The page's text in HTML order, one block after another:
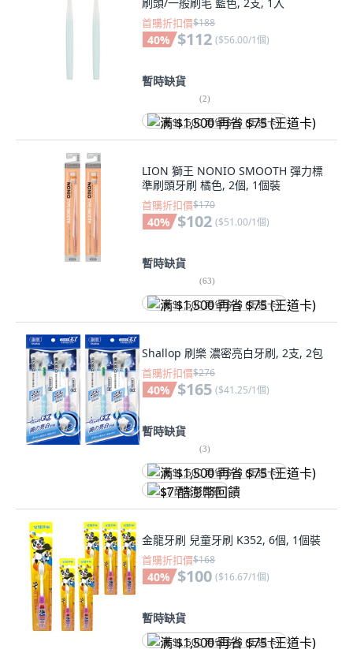
首購折扣價$188
40% $112 ($56.00/1個)
暫時缺貨
(2)
满 $1,500 再省 $75 (王道卡)
LION 獅王 NONIO SMOOTH 彈力標
準刷頭牙刷 橘色, 2個, 1個裝
首購折扣價$170
40% $102 ($51.00/1個)
暫時缺貨
(63)
满 $1,500 再省 $75 (王道卡)
Shallop 刷樂 濃密亮白牙刷, 2支, 2包
首購折扣價$276
40% $165 ($41.25/1個)
暫時缺貨
(3)
满 $1,500 再省 $75 (王道卡)
$7 酷澎幣回饋
金龍牙刷 兒童牙刷 K352, 6個, 1個裝
首購折扣價$168
40% $100 ($16.67/1個)
暫時缺貨
满 $1,500 再省 $75 (王道卡)